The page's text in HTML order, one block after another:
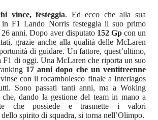
vince, festeggia. Ed ecco che alla sua
in F1 Lando Norris festeggia il suo primo
anni. Dopo aver disputato 152 Gp con un
grazie anche alla qualità delle McLaren
di guidare. Un fattore, quest’ultimo,
F1 di oggi. Una McLaren che riporta un suo
17 anni dopo che un ventitreenne
vinse con il rocambolesco finale a Interlagos
Sono passati tanti anni, ma a Woking
che, dando la gestione del team in mano a
che possiede e trasmette i valori
spirito di squadra, si torna nell’Olimpo.